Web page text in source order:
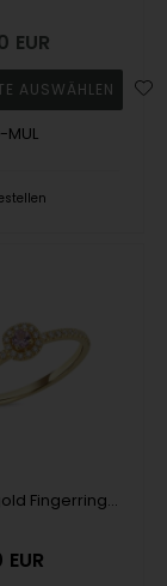
EUR
MUL
14 kt Rotgold Fingerring, aus der Sofia Serie mit 1 x 0,08 kt rosa Saphir & 32 x 0,005 kt Diamanten Wesselton SI
EUR